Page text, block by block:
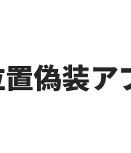
オンライン
偽装ア